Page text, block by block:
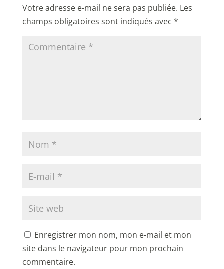
Votre adresse e-mail ne sera pas publiée. Les
champs obligatoires sont indiqués avec *
Enregistrer mon nom, mon e-mail et mon
site dans le navigateur pour mon prochain
commentaire.